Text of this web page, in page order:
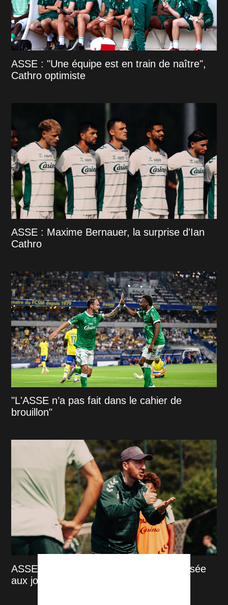
ASSE : "Une équipe est en train de naître",
Cathro optimiste
ASSE : Maxime Bernauer, la surprise d'Ian
Cathro
"L'ASSE n’a pas fait dans le cahier de
brouillon"
ASSE : La première décision forte imposée
aux joueurs par Cathro